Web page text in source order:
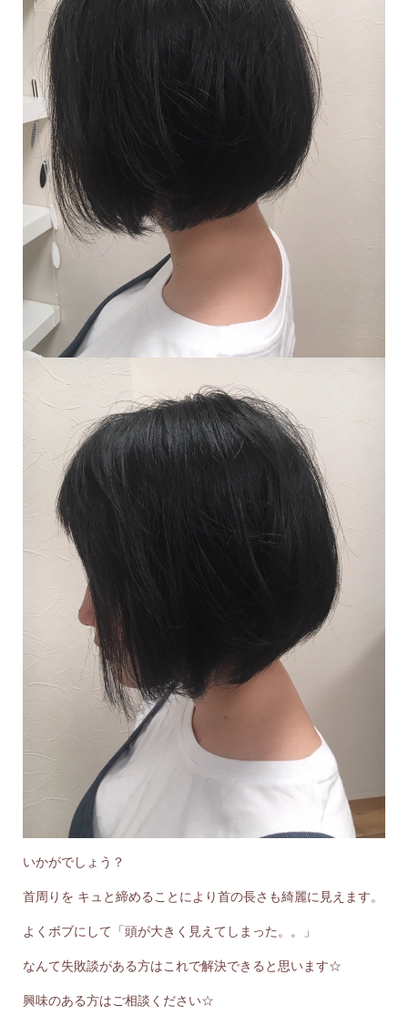
いかがでしょう？
首周りを キュと締めることにより首の長さも綺麗に見えます。
よくボブにして「頭が大きく見えてしまった。。」
なんて失敗談がある方はこれで解決できると思います☆
興味のある方はご相談ください☆